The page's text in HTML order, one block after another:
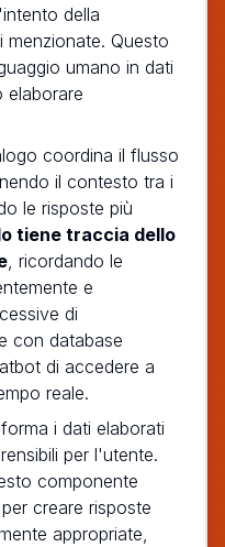
della
menzionate. Questo
umano in dati
elaborare
coordina il flusso
il contesto tra i
le risposte più
tiene traccia dello
, ricordando le
e
di
con database
di accedere a
reale.
i dati elaborati
per l'utente.
componente
creare risposte
appropriate,